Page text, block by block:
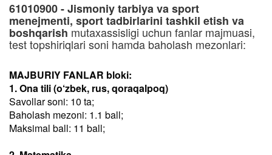
61010900 - Jismoniy tarbiya va sport
menejmenti, sport tadbirlarini tashkil etish va
boshqarishmutaxassisligi uchun fanlar majmuasi,
test topshiriqlari soni hamda baholash mezonlari:
MAJBURIY FANLAR bloki:
1. Ona tili (o‘zbek, rus, qoraqalpoq)
Savollar soni: 10 ta;
Baholash mezoni: 1.1 ball;
Maksimal ball: 11 ball;